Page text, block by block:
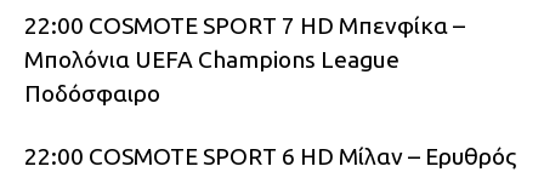
22:00 COSMOTE SPORT 7 HD Μπενφίκα –
Μπολόνια UEFA Champions League
Ποδόσφαιρο
22:00 COSMOTE SPORT 6 HD Μίλαν – Ερυθρός